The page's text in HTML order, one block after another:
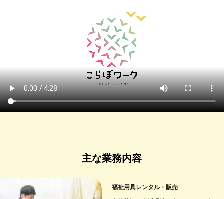
主な業務内容
福祉用具レンタル・販売